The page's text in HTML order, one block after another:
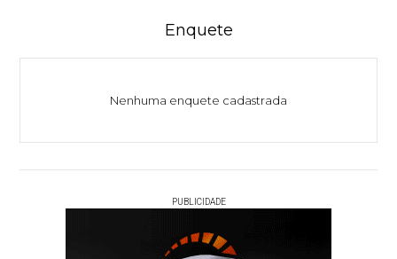
Enquete
Nenhuma enquete cadastrada
PUBLICIDADE